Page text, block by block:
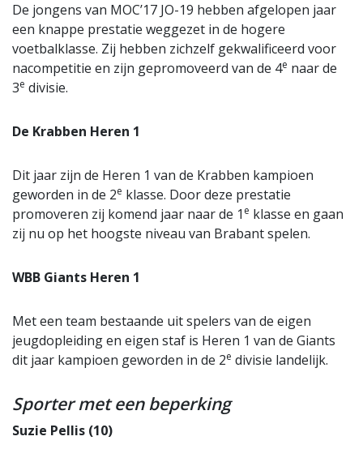
De jongens van MOC’17 JO-19 hebben afgelopen jaar
een knappe prestatie weggezet in de hogere
voetbalklasse. Zij hebben zichzelf gekwalificeerd voor
nacompetitie en zijn gepromoveerd van de 4e naar de
3e divisie.
De Krabben Heren 1
Dit jaar zijn de Heren 1 van de Krabben kampioen
geworden in de 2e klasse. Door deze prestatie
promoveren zij komend jaar naar de 1 e klasse en gaan
zij nu op het hoogste niveau van Brabant spelen.
WBB Giants Heren 1
Met een team bestaande uit spelers van de eigen
jeugdopleiding en eigen staf is Heren 1 van de Giants
dit jaar kampioen geworden in de 2e divisie landelijk.
Sporter met een beperking
Suzie Pellis (10)